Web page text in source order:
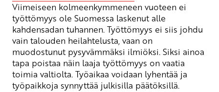
Viimeiseen kolmeenkymmeneen vuoteen ei
työttömyys ole Suomessa laskenut alle
kahdensadan tuhannen. Työttömyys ei siis johdu
vain talouden heilahtelusta, vaan on
muodostunut pysyvämmäksi ilmiöksi. Siksi ainoa
tapa poistaa näin laaja työttömyys on vaatia
toimia valtiolta. Työaikaa voidaan lyhentää ja
työpaikkoja synnyttää julkisilla päätöksillä.